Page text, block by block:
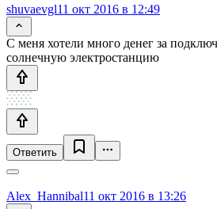
shuvaevgl11 окт 2016 в 12:49
С меня хотели много денег за
солнечную электростанцию
Ответить
Alex_Hannibal11 окт 2016 в 13:26